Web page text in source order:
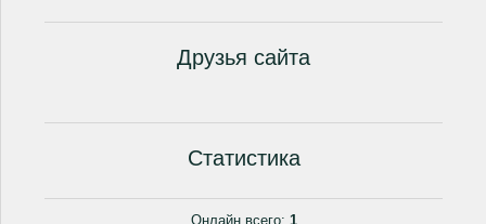
Друзья сайта
Статистика
Онлайн всего: 1